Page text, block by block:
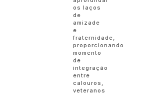
os laços
de
amizade
e
fraternidade,
proporcionando
momento
de
integração
entre
calouros,
veteranos